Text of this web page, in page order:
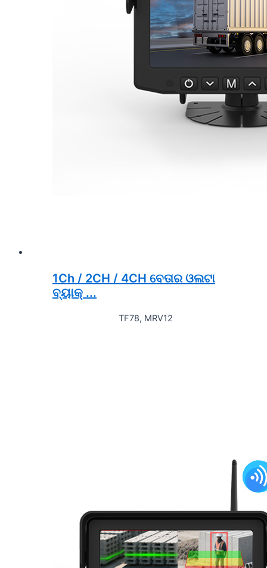
1Ch / 2CH / 4CH ବେତାର ଓଲଟା
ବ୍ୟାକ୍ ...
TF78, MRV12